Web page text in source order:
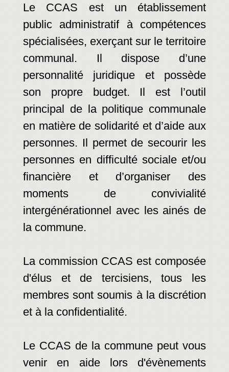
Le CCAS est un établissement
public administratif à compétences
spécialisées, exerçant sur le territoire
communal. Il dispose d’une
personnalité juridique et possède
son propre budget. Il est l’outil
principal de la politique communale
en matière de solidarité et d’aide aux
personnes. Il permet de secourir les
personnes en difficulté sociale et/ou
financière et d’organiser des
moments de convivialité
intergénérationnel avec les ainés de
la commune.
La commission CCAS est composée
d'élus et de tercisiens, tous les
membres sont soumis à la discrétion
et à la confidentialité.
Le CCAS de la commune peut vous
venir en aide lors d'évènements